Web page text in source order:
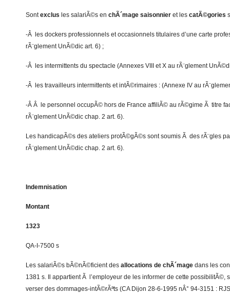
Sontexclus les salariÃ©s en chÃ´mage saisonnier et les catÃ©gories
-Â les dockers professionnels et occasionnels titulaires d’une carte
rÃ¨glement UnÃ©dic art. 6) ;
-Â les intermittents du spectacle (Annexes VIII et X au rÃ¨glement
-Â les travailleurs intermittents et intÃ©rimaires : (Annexe IV au
-Â Â le personnel occupÃ© hors de France affiliÃ© au rÃ©gime Ã titre
rÃ¨glement UnÃ©dic chap. 2 art. 6).
Les handicapÃ©s des ateliers protÃ©gÃ©s sont soumis Ã des rÃ¨gles
rÃ¨glement UnÃ©dic chap. 2 art. 6).
Indemnisation
Montant
1323
QA-I-7500 s
Les salariÃ©s bÃ©nÃ©ficient des allocations de chÃ´mage dans les
1381 s. Il appartient Ã l’employeur de les informer de cette possibilitÃ©,
verser des dommages-intÃ©rÃªts (CA Dijon 28-6-1995 nÂ° 94-3151 :